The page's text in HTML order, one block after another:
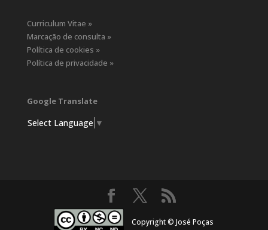
Curriculum Vitae »
Marcação de consulta »
Política de cookies »
Política de privacidade »
Google Translate
Select Language ▼
Copyright © José Poças